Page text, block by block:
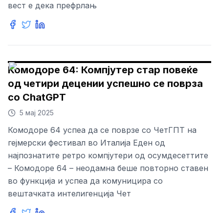
вест е дека префрлањ
Комодоре 64: Компјутер стар повеќе
од четири децении успешно се поврза
со ChatGPT
5 мај 2025
Комодоре 64 успеа да се поврзе со ЧетГПТ на
гејмерски фестивал во Италија Еден од
најпознатите ретро компјутери од осумдесеттите
– Комодоре 64 – неодамна беше повторно ставен
во функција и успеа да комуницира со
вештачката интелигенција Чет